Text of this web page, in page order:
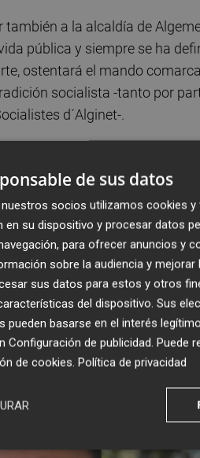
a la alcaldía de
pública y siempre se ha
ostentará el mando
socialista -tanto por
d´Alginet-.
Entrará, como secretario
Se trata de
Sergio Alonso ,
recorrida, aunque
y actual concejal ha
de sus datos
socios utilizamos cookies
en su dispositivo y procesar datos
para ofrecer anuncios y
sobre la audiencia y mejorar
sus datos para estos y otros
del dispositivo. Sus
pueden basarse en el interés
Configuración de publicidad. Puede
de cookies. Política de privacidad